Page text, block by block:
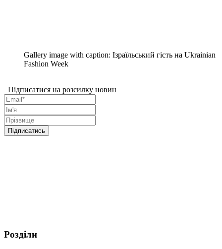
Gallery image with caption: Ізраїльський гість на Ukrainian
Fashion Week
Підписатися на розсилку новин
Розділи